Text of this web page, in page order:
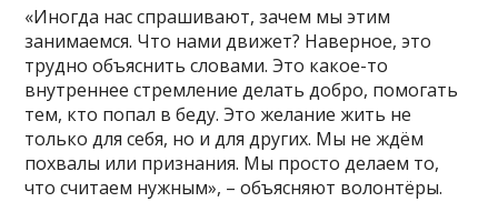
«Иногда нас спрашивают, зачем мы этим
занимаемся. Что нами движет? Наверное, это
трудно объяснить словами. Это какое-то
внутреннее стремление делать добро, помогать
тем, кто попал в беду. Это желание жить не
только для себя, но и для других. Мы не ждём
похвалы или признания. Мы просто делаем то,
что считаем нужным», – объясняют волонтёры.